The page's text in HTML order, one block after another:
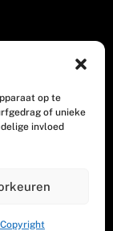
op te
of unieke
invloed